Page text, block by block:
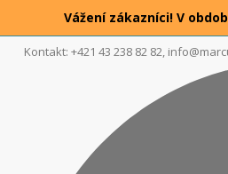
Vážení zákazníci! V
Kontakt: +421 43 238 82 82,